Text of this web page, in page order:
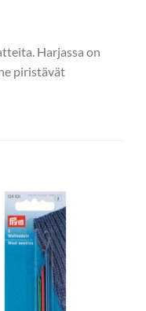
Harjassa on
piristävät